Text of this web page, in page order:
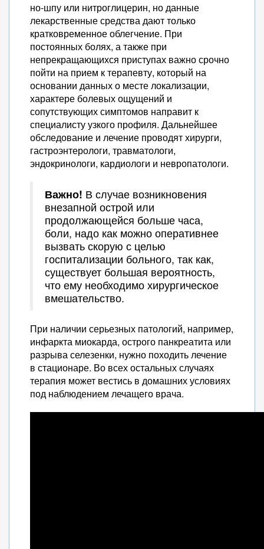
но-шпу или нитроглицерин, но данные
лекарственные средства дают только
кратковременное облегчение. При
постоянных болях, а также при
непрекращающихся приступах важно срочно
пойти на прием к терапевту, который на
основании данных о месте локализации,
характере болевых ощущений и
сопутствующих симптомов направит к
специалисту узкого профиля. Дальнейшее
обследование и лечение проводят хирурги,
гастроэнтерологи, травматологи,
эндокринологи, кардиологи и невропатологи.
Важно! В случае возникновения
внезапной острой или
продолжающейся больше часа,
боли, надо как можно оперативнее
вызвать скорую с целью
госпитализации больного, так как,
существует большая вероятность,
что ему необходимо хирургическое
вмешательство.
При наличии серьезных патологий, например,
инфаркта миокарда, острого панкреатита или
разрыва селезенки, нужно походить лечение
в стационаре. Во всех остальных случаях
терапия может вестись в домашних условиях
под наблюдением лечащего врача.